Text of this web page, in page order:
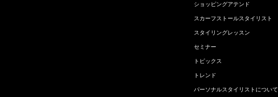
ショッピングアテンド
スカーフストールスタイリスト
スタイリングレッスン
セミナー
トピックス
トレンド
パーソナルスタイリストについて